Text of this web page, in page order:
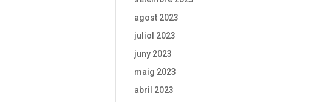
agost 2023
juliol 2023
juny 2023
maig 2023
abril 2023